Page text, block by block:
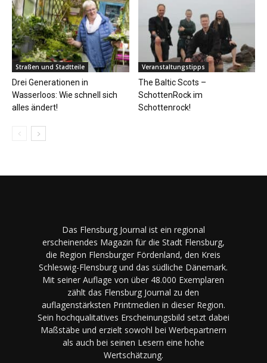
Straßen und Stadtteile
Drei Generationen in
Wasserloos: Wie schnell sich
alles ändert!
Veranstaltungstipps
The Baltic Scots –
SchottenRock im
Schottenrock!
Das Flensburg Journal ist ein regional
erscheinendes Magazin für die Stadt Flensburg,
die Region Flensburger Fördenland, den Kreis
Schleswig-Flensburg und das südliche Dänemark.
Mit seiner Auflage von über 48.000 Exemplaren
zählt das Flensburg Journal zu den
auflagenstärksten Printmedien in dieser Region.
Sein hochqualitatives Erscheinungsbild setzt dabei
Maßstäbe und erzielt sowohl bei Werbepartnern
als auch bei seinen Lesern eine hohe
Wertschätzung.